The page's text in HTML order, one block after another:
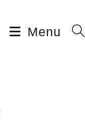
Menu